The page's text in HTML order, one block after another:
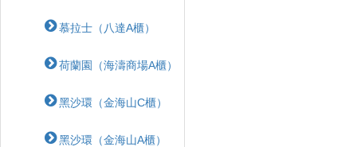
慕拉士（八達A櫃）
荷蘭園（海濤商場A櫃）
黑沙環（金海山C櫃）
黑沙環（金海山A櫃）